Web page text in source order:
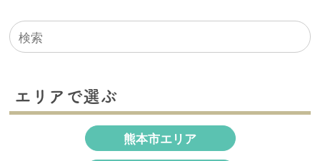
検
索
エリアで選ぶ
熊本市エリア